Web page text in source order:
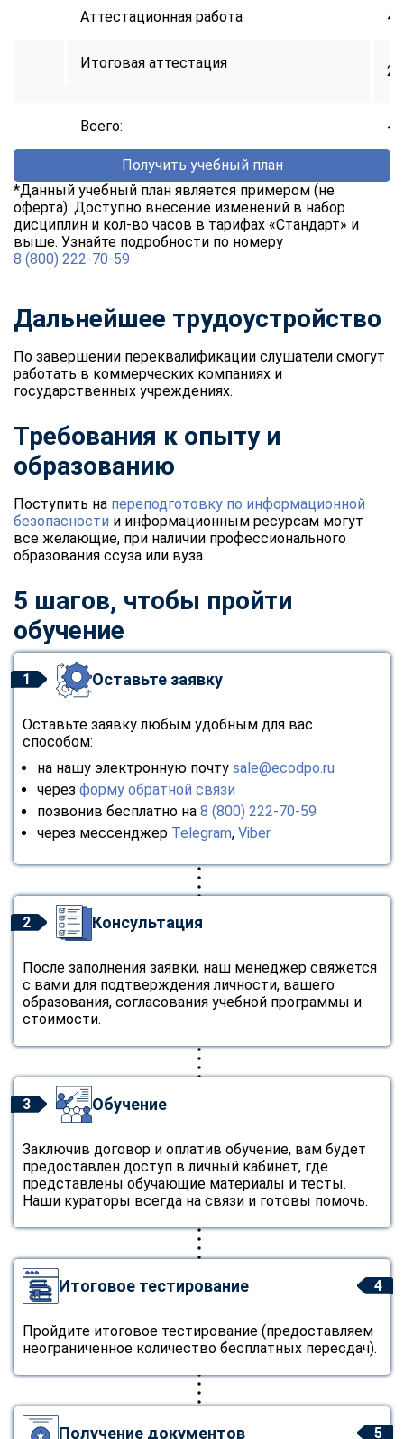
Аттестационная работа 40
Итоговая аттестация 2
Всего:
Получить учебный план
*Данный учебный план является примером (не
оферта). Доступно внесение изменений в набор
дисциплин и кол-во часов в тарифах «Стандарт» и
выше. Узнайте подробности по номеру
8 (800) 222-70-59
Дальнейшее трудоустройство
По завершении переквалификации слушатели смогут
работать в коммерческих компаниях и
государственных учреждениях.
Требования к опыту и
образованию
Поступить на переподготовку по информационной
безопасности и информационным ресурсам могут
все желающие, при наличии профессионального
образования ссуза или вуза.
5 шагов, чтобы пройти
обучение
1 Оставьте заявку
Оставьте заявку любым удобным для вас
способом:
на нашу электронную почту sale@ecodpo.ru
через форму обратной связи
позвонив бесплатно на 8 (800) 222-70-59
через мессенджер Telegram, Viber
2 Консультация
После заполнения заявки, наш менеджер свяжется
с вами для подтверждения личности, вашего
образования, согласования учебной программы и
стоимости.
3 Обучение
Заключив договор и оплатив обучение, вам будет
предоставлен доступ в личный кабинет, где
представлены обучающие материалы и тесты.
Наши кураторы всегда на связи и готовы помочь.
4
Итоговое тестирование
Пройдите итоговое тестирование (предоставляем
неограниченное количество бесплатных пересдач).
5
Получение документов